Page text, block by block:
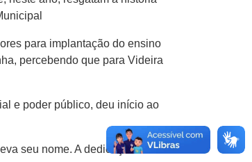
para implantação do ensino
percebendo que para Videira
e poder público, deu início ao
seu nome. A dedicação ao